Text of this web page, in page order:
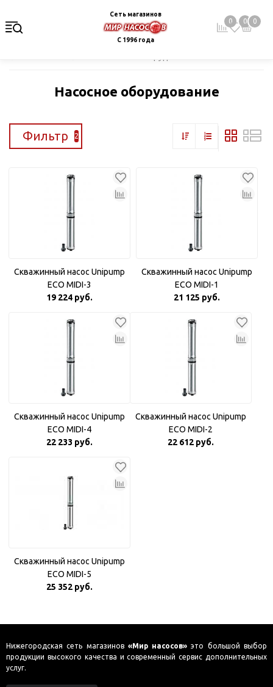
Сеть магазинов
С 1996 года
0 0 0
Насосное оборудование
Фильтр 2
Скважинный насос Unipump
ECO MIDI-3
19 224 руб.
Скважинный насос Unipump
ECO MIDI-1
21 125 руб.
Скважинный насос Unipump
ECO MIDI-4
22 233 руб.
Скважинный насос Unipump
ECO MIDI-2
22 612 руб.
Скважинный насос Unipump
ECO MIDI-5
25 352 руб.
Нижегородская сеть магазинов «Мир насосов» это большой выбор
продукции высокого качества и современный сервис дополнительных
услуг.